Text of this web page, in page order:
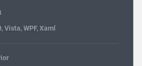
,Vista,WPF,Xaml